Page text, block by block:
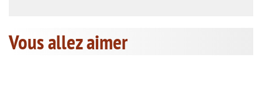
Vous allez aimer